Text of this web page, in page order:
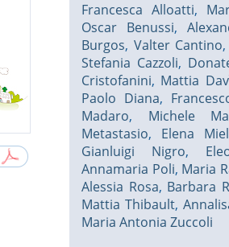
Francesca Alloatti,
Oscar Benussi,
Burgos, Valter Cantino
Stefania Cazzoli,
Cristofanini, Mattia
Paolo Diana,
Madaro, Michele
Metastasio, Elena
Gianluigi Nigro,
Annamaria Poli, Maria
Alessia Rosa, Barbara
Mattia Thibault,
Maria Antonia Zuccoli